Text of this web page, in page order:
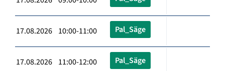
17.08.2026 10:00-11:00 Pal_Säge
17.08.2026 11:00-12:00 Pal_Säge